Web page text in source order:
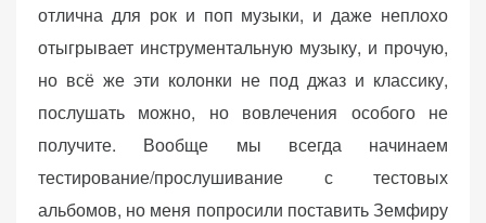
отлична для рок и поп музыки, и даже неплохо
отыгрывает инструментальную музыку, и прочую,
но всё же эти колонки не под джаз и классику,
послушать можно, но вовлечения особого не
получите. Вообще мы всегда начинаем
тестирование/прослушивание с тестовых
альбомов, но меня попросили поставить Земфиру